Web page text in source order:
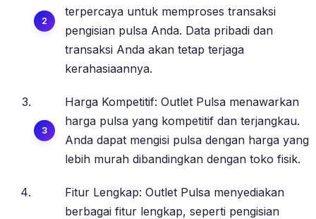
terpercaya untuk memproses transaksi
pengisian pulsa Anda. Data pribadi dan
transaksi Anda akan tetap terjaga
kerahasiaannya.
Harga Kompetitif: Outlet Pulsa menawarkan
harga pulsa yang kompetitif dan terjangkau.
Anda dapat mengisi pulsa dengan harga yang
lebih murah dibandingkan dengan toko fisik.
Fitur Lengkap: Outlet Pulsa menyediakan
berbagai fitur lengkap, seperti pengisian